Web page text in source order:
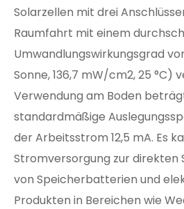
Solarzellen mit drei
Raumfahrt mit einem
Umwandlungswirkungsgrad
Sonne, 136,7 mW/cm2, 25 °C)
Verwendung am Boden
standardmäßige
der Arbeitsstrom 12,5 mA. Es
Stromversorgung zur direkten
von Speicherbatterien und
Produkten in Bereichen wie